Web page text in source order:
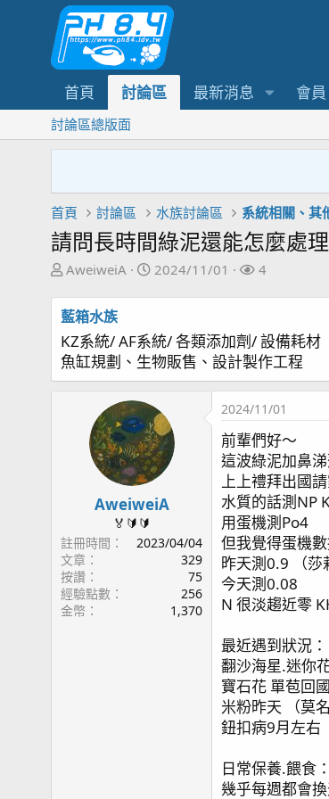
首頁 討論區 最新消息 會員
討論區總版面
首頁 討論區 水族討論區 系統相關、其
請問長時間綠泥還能怎麼處理
主
發
起
人
AweiweiA
開
2024/11/01
關
4
藍箱水族
KZ系統/ AF系統/ 各類添加劑/ 設備耗材
魚缸規劃、生物販售、設計製作工程
AweiweiA
🏅🔰🔰
註冊時間
2023/04/04
文章
329
按讚
75
經驗點數
256
金幣
1,370
2024/11/01
前輩們好～
這波綠泥加鼻
上上禮拜出國
水質的話測NP
用蛋機測Po4
但我覺得蛋機
昨天測0.9 （莎
今天測0.08
N 很淡趨近零
最近遇到狀況：
翻沙海星.迷你
寶石花 單苞回
米粉昨天 （莫
鈕扣病9月左右
日常保養.餵食：
幾乎每週都會